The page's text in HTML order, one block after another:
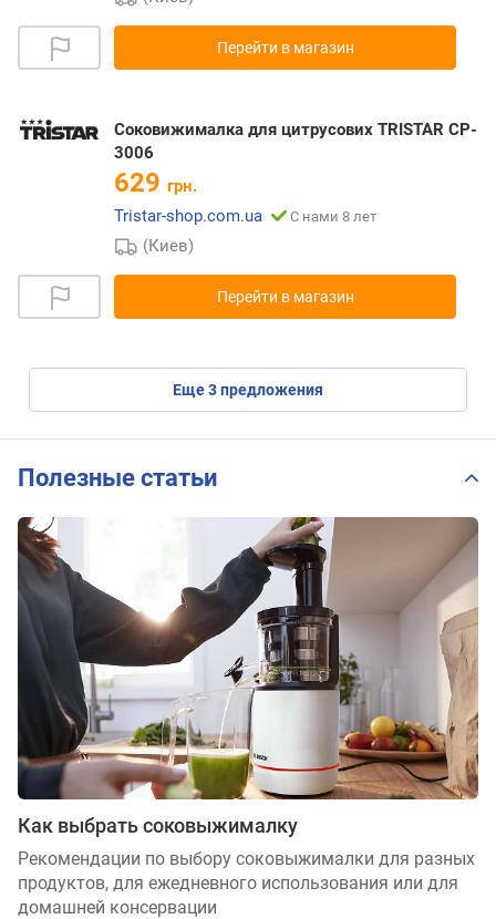
Перейти в магазин
Соковижималка для цитрусових TRISTAR CP-
3006
629 грн.
Tristar-shop.com.ua
С нами 8 лет
(Киев)
Перейти в магазин
eще3предложения
Полезные статьи
Как выбрать соковыжималку
Рекомендации по выбору соковыжималки для разных
продуктов, для ежедневного использования или для
домашней консервации